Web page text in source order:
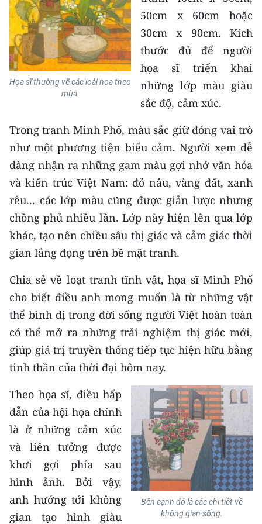
Họa sĩ thường vẽ các loài hoa theo
mùa.
50cm x 60cm hoặc
30cm x 90cm. Kích
thước đủ để người
họa sĩ triển khai
những lớp màu giàu
sắc độ, cảm xúc.
Trong tranh Minh Phố, màu sắc giữ đóng vai trò
như một phương tiện biểu cảm. Người xem dễ
dàng nhận ra những gam màu gợi nhớ văn hóa
và kiến trúc Việt Nam: đỏ nâu, vàng đất, xanh
rêu... các lớp màu cũng được giản lược nhưng
chồng phủ nhiều lần. Lớp này hiện lên qua lớp
khác, tạo nên chiều sâu thị giác và cảm giác thời
gian lắng đọng trên bề mặt tranh.
Chia sẻ về loạt tranh tĩnh vật, họa sĩ Minh Phố
cho biết điều anh mong muốn là từ những vật
thể bình dị trong đời sống người Việt hoàn toàn
có thể mở ra những trải nghiệm thị giác mới,
giúp giá trị truyền thống tiếp tục hiện hữu bằng
tinh thần của thời đại hôm nay.
Bên cạnh đó là các chi tiết về
không gian sống.
Theo họa sĩ, điều hấp
dẫn của hội họa chính
là ở những cảm xúc
và liên tưởng được
khơi gợi phía sau
hình ảnh. Bởi vậy,
anh hướng tới không
gian tạo hình giàu